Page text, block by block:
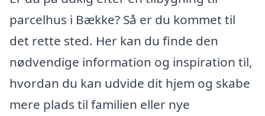
parcelhus i Bække? Så er du kommet til
det rette sted. Her kan du finde den
nødvendige information og inspiration til,
hvordan du kan udvide dit hjem og skabe
mere plads til familien eller nye